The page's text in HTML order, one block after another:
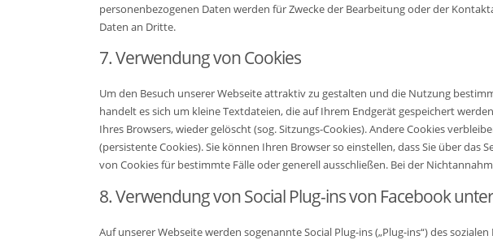
personenbezogenen Daten werden für Zwecke der Bearbeitung oder der
Daten an Dritte.
7. Verwendung von Cookies
Um den Besuch unserer Webseite attraktiv zu gestalten und die Nutzung
handelt es sich um kleine Textdateien, die auf Ihrem Endgerät gespeichert
Ihres Browsers, wieder gelöscht (sog. Sitzungs-Cookies). Andere Cookies
(persistente Cookies). Sie können Ihren Browser so einstellen, dass Sie über
von Cookies für bestimmte Fälle oder generell ausschließen. Bei der
8. Verwendung von Social Plug-ins von Facebook
Auf unserer Webseite werden sogenannte Social Plug-ins („Plug-ins“) des